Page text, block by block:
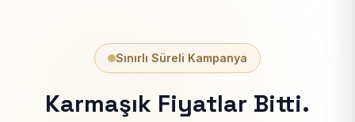
Sınırlı Süreli Kampanya
Karmaşık Fiyatlar Bitti.